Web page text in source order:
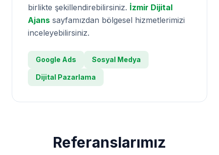
birlikte şekillendirebilirsiniz. İzmir Dijital
Ajans sayfamızdan bölgesel hizmetlerimizi
inceleyebilirsiniz.
Google Ads Sosyal Medya
Dijital Pazarlama
Referanslarımız